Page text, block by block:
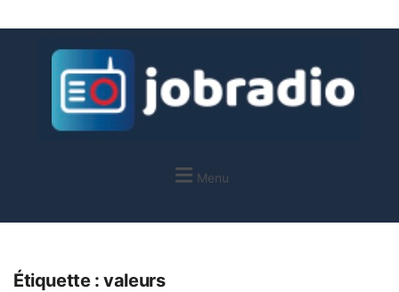
Menu
Étiquette :valeurs